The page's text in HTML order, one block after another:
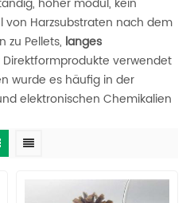
von Harzsubstraten nach dem
zu Pellets, langes
Direktformprodukte verwendet
wurde es häufig in der
elektronischen Chemikalien